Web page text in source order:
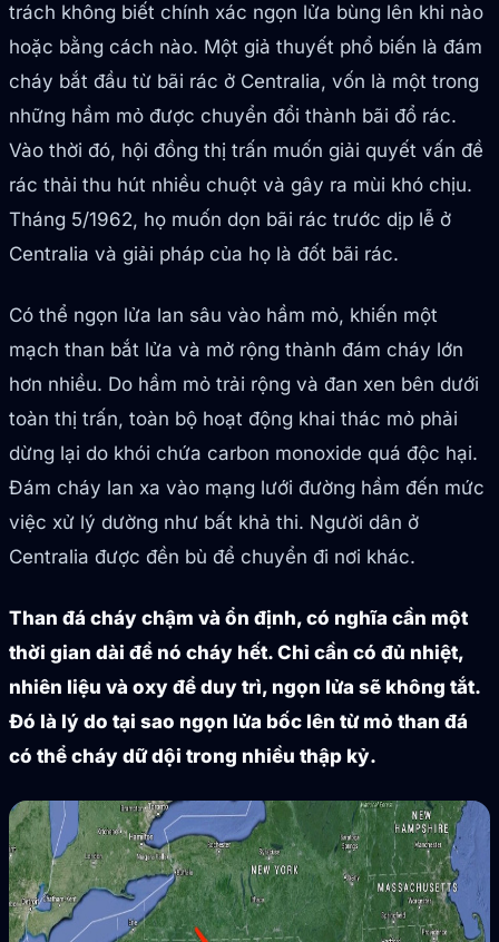
trách không biết chính xác ngọn lửa bùng lên khi nào
hoặc bằng cách nào. Một giả thuyết phổ biến là đám
cháy bắt đầu từ bãi rác ở Centralia, vốn là một trong
những hầm mỏ được chuyển đổi thành bãi đổ rác.
Vào thời đó, hội đồng thị trấn muốn giải quyết vấn đề
rác thải thu hút nhiều chuột và gây ra mùi khó chịu.
Tháng 5/1962, họ muốn dọn bãi rác trước dịp lễ ở
Centralia và giải pháp của họ là đốt bãi rác.
Có thể ngọn lửa lan sâu vào hầm mỏ, khiến một
mạch than bắt lửa và mở rộng thành đám cháy lớn
hơn nhiều. Do hầm mỏ trải rộng và đan xen bên dưới
toàn thị trấn, toàn bộ hoạt động khai thác mỏ phải
dừng lại do khói chứa carbon monoxide quá độc hại.
Đám cháy lan xa vào mạng lưới đường hầm đến mức
việc xử lý dường như bất khả thi. Người dân ở
Centralia được đền bù để chuyển đi nơi khác.
Than đá cháy chậm và ổn định, có nghĩa cần một
thời gian dài để nó cháy hết. Chỉ cần có đủ nhiệt,
nhiên liệu và oxy để duy trì, ngọn lửa sẽ không tắt.
Đó là lý do tại sao ngọn lửa bốc lên từ mỏ than đá
có thể cháy dữ dội trong nhiều thập kỷ.